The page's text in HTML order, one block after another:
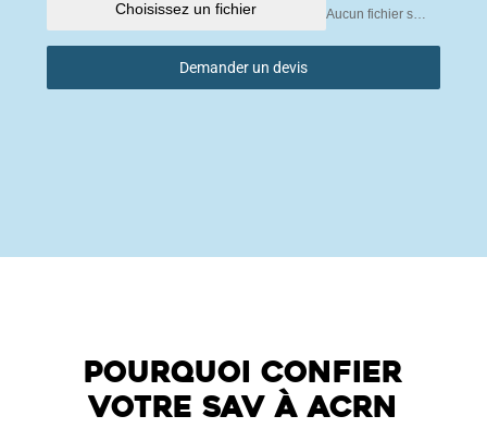
Choisissez un fichier Aucun fichier sélectionné
Demander un devis
Pourquoi confier
votre SAV à ACRN